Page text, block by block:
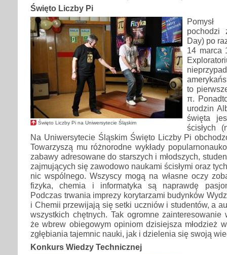
Święto Liczby Pi
Święto Liczby Pi na Uniwersytecie Śląskim
Day) po
14 marca
to
π.
urodzin
święta
ścisłych
Na Uniwersytecie Śląskim Święto Liczby Pi
Towarzyszą mu różnorodne wykłady
zabawy adresowane do starszych i młodszych,
zajmujących się zawodowo naukami ścisłymi oraz
nic wspólnego. Wszyscy mogą na własne oczy
fizyka, chemia i informatyka są naprawdę
Podczas trwania imprezy korytarzami budynków
i Chemii przewijają się setki uczniów i studentów, a
wszystkich chętnych. Tak ogromne zainteresowanie
że wbrew obiegowym opiniom dzisiejsza młodzież
zgłębiania tajemnic nauki, jak i dzielenia się swoją
Konkurs Wiedzy Technicznej